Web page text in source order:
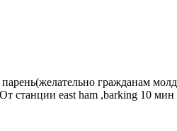
парень(желательно гражданам
станции east ham ,barking 10